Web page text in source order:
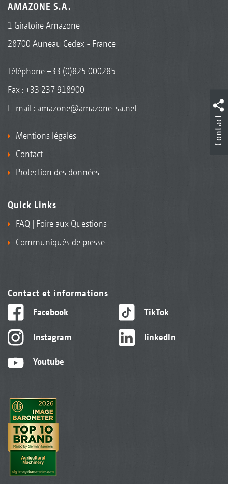
AMAZONE S.A.
1 Giratoire Amazone
28700 Auneau Cedex - France
Téléphone+33 (0)825 000285
Fax : +33 237 918900
E-mail : amazone@amazone-sa.net
Mentions légales
Contact
Protection des données
Quick Links
FAQ | Foire aux Questions
Communiqués de presse
Contact et informations
Facebook
Instagram
Youtube
TikTok
linkedIn
Contact